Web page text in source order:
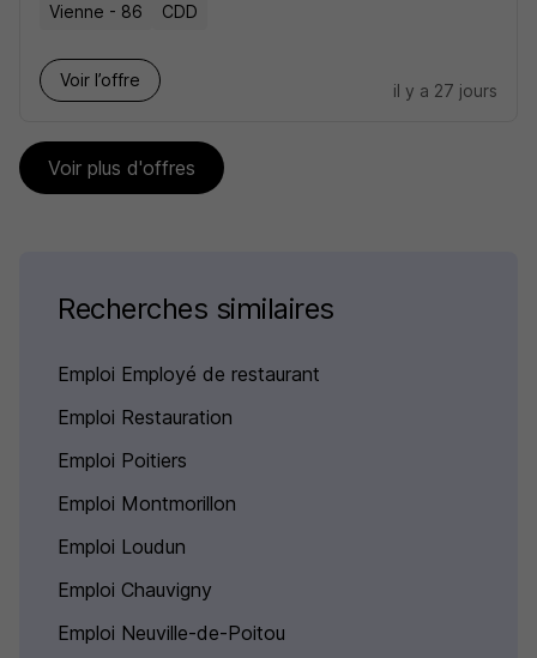
Vienne - 86 CDD
Voir l’offre
il y a 27 jours
Voir plus d'offres
Recherches similaires
Emploi Employé de restaurant
Emploi Restauration
Emploi Poitiers
Emploi Montmorillon
Emploi Loudun
Emploi Chauvigny
Emploi Neuville-de-Poitou